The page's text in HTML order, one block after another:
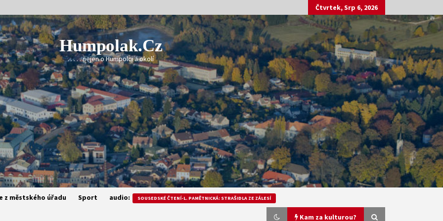
Čtvrtek, Srp 6, 2026
Humpolak.cz
. . . . . nejen o Humpolci a okolí
z městského úřadu Sport audio: SOUSEDSKÉ ČTENÍ-L. PAMĚTNICKÁ: STRAŠIDLA ZE ZÁLESÍ
Kam za kulturou?